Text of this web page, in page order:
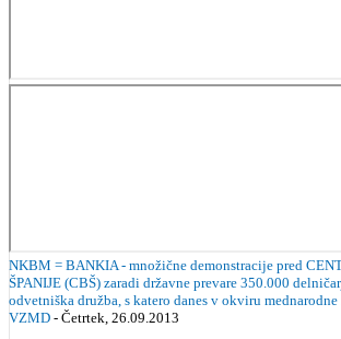
NKBM = BANKIA - množične demonstracije pred
ŠPANIJE (CBŠ) zaradi državne prevare 350.000
odvetniška družba, s katero danes v okviru
VZMD - Četrtek, 26.09.2013